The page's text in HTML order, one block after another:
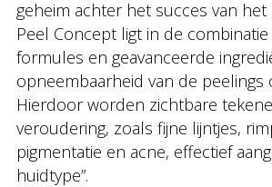
geheim achter het succes van
Peel Concept ligt in de
formules en geavanceerde
opneembaarheid van de peelings
Hierdoor worden zichtbare
veroudering, zoals fijne lijntjes,
pigmentatie en acne, effectief
huidtype”.